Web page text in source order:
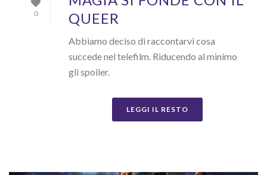
0
QUEER
Abbiamo deciso di raccontarvi cosa
succede nel telefilm. Riducendo al minimo
gli spoiler.
LEGGI IL RESTO